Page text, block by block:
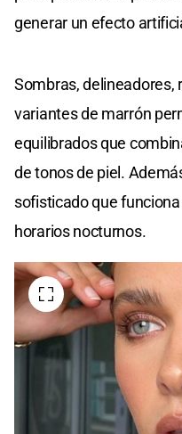
generar un efecto
Sombras, delineadores,
variantes de marrón
equilibrados que
de tonos de piel.
sofisticado que
horarios nocturnos.